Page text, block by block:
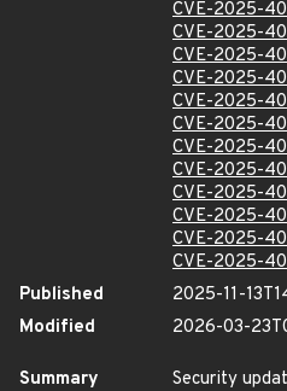
CVE-2025-
CVE-2025-
CVE-2025-
CVE-2025-
CVE-2025-
CVE-2025-
CVE-2025-
CVE-2025-
CVE-2025-
CVE-2025-
CVE-2025-
CVE-2025-
Published
2025-11-
Modified
2026-03-
Summary
Security